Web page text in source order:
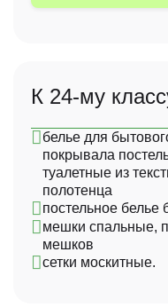
К 24-му
белье для
покрывала
туалетные из
полотенца
постельное белье
мешки спальные,
мешков
сетки москитные.
помощь в
предприятием;
помощь в
деятельности
предприятия;
помощь в